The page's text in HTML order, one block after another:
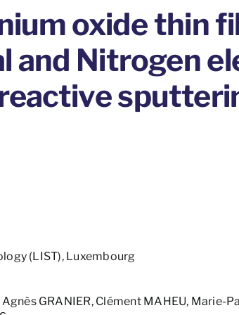
oxide thin
and Nitrogen
(LIST), Luxembourg
GRANIER, Clément MAHEU, Marie-